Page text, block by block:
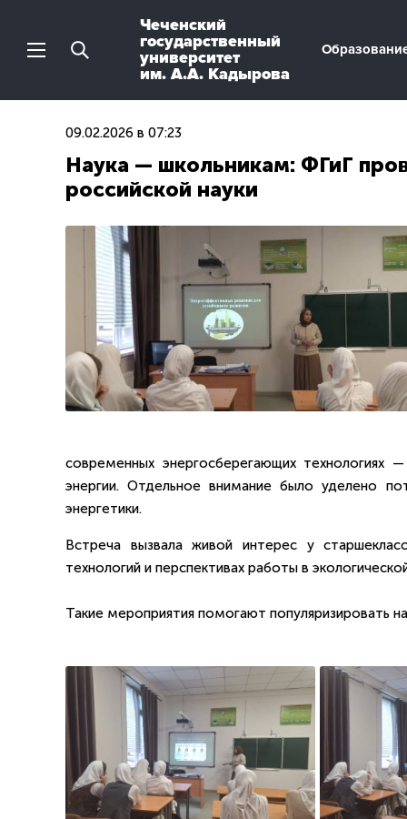
Чеченский
государственный
университет
им. А.А. Кадырова
09.02.2026 в 07:23
Наука — школьникам: ФГиГ
российской науки
современных энергосберегающих
энергии. Отдельное внимание было уделено
энергетики.
Встреча вызвала живой интерес у
технологий и перспективах работы в
Такие мероприятия помогают популяризировать